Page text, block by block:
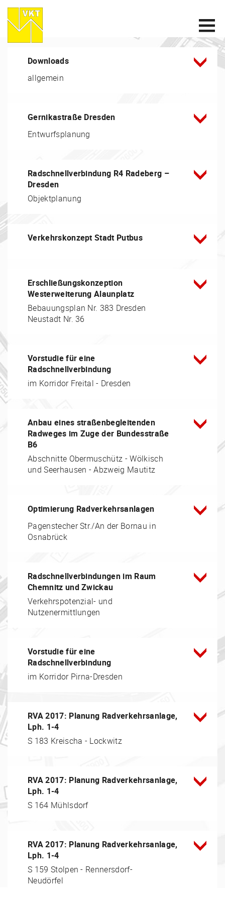
Downloads
allgemein
Gernikastraße Dresden
Entwurfsplanung
Radschnellverbindung R4 Radeberg –
Dresden
Objektplanung
Verkehrskonzept Stadt Putbus
Erschließungskonzeption
Westerweiterung Alaunplatz
Bebauungsplan Nr. 383 Dresden
Neustadt Nr. 36
Vorstudie für eine
Radschnellverbindung
im Korridor Freital - Dresden
Anbau eines straßenbegleitenden
Radweges im Zuge der Bundesstraße
B6
Abschnitte Obermuschütz - Wölkisch
und Seerhausen - Abzweig Mautitz
Optimierung Radverkehrsanlagen
Pagenstecher Str./An der Bornau in
Osnabrück
Radschnellverbindungen im Raum
Chemnitz und Zwickau
Verkehrspotenzial- und
Nutzenermittlungen
Vorstudie für eine
Radschnellverbindung
im Korridor Pirna-Dresden
RVA 2017: Planung Radverkehrsanlage,
Lph. 1-4
S 183 Kreischa - Lockwitz
RVA 2017: Planung Radverkehrsanlage,
Lph. 1-4
S 164 Mühlsdorf
RVA 2017: Planung Radverkehrsanlage,
Lph. 1-4
S 159 Stolpen - Rennersdorf-
Neudörfel